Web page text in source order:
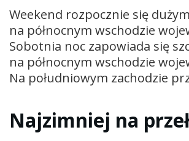
Weekend rozpocznie się
na północnym wschodzie
Sobotnia noc zapowiada się
na północnym wschodzie
Na południowym zachodzie
Najzimniej na